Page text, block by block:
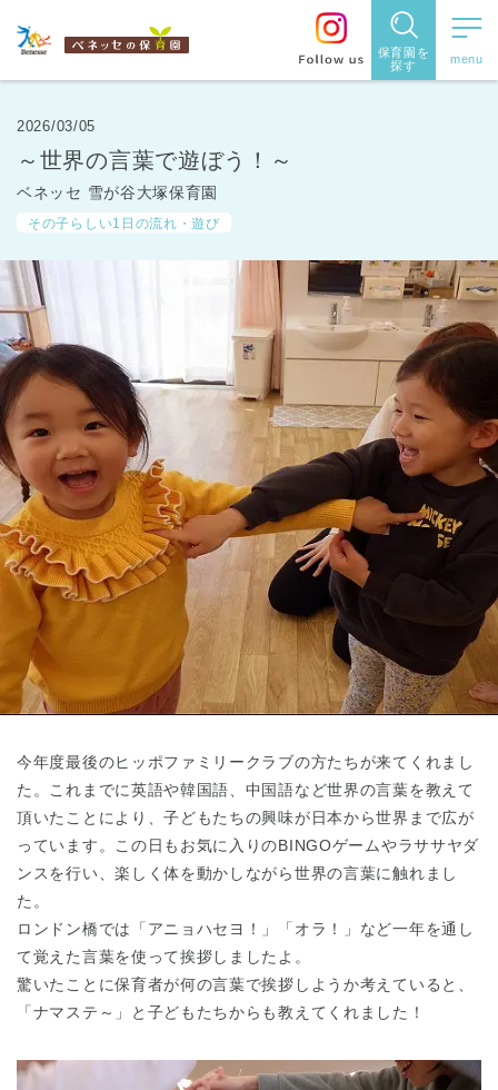
保育園を
探す
保育園を探す
住所・駅
名
す
都道府県
から探す
東京都
東京都 全域
2026/03/05
～世界の言葉で遊ぼう！～
ベネッセ 雪が谷大塚保育園
その子らしい1日の流れ・遊び
今年度最後のヒッポファミリークラブの方たちが来てくれまし
た。これまでに英語や韓国語、中国語など世界の言葉を教えて
頂いたことにより、子どもたちの興味が日本から世界まで広が
っています。この日もお気に入りのBINGOゲームやラササヤダ
ンスを行い、楽しく体を動かしながら世界の言葉に触れまし
た。
ロンドン橋では「アニョハセヨ！」「オラ！」など一年を通し
て覚えた言葉を使って挨拶しましたよ。
驚いたことに保育者が何の言葉で挨拶しようか考えていると、
「ナマステ～」と子どもたちからも教えてくれました！